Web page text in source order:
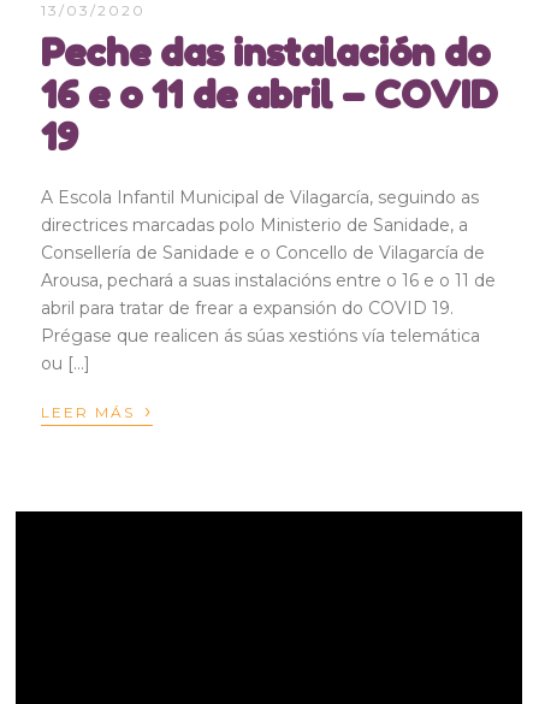
13/03/2020
Peche das instalación do
16 e o 11 de abril – COVID
19
A Escola Infantil Municipal de Vilagarcía, seguindo as
directrices marcadas polo Ministerio de Sanidade, a
Consellería de Sanidade e o Concello de Vilagarcía de
Arousa, pechará a suas instalacións entre o 16 e o 11 de
abril para tratar de frear a expansión do COVID 19.
Prégase que realicen ás súas xestións vía telemática
ou […]
LEER MÁS ›